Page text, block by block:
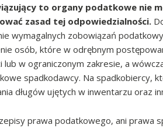
to organy podatkowe nie
zasad tej odpowiedzialności.
wymagalnych zobowiązań
osób, które w odrębnym
lub w ograniczonym zakresie, a
spadkodawcy. Na spadkobiercy,
długów ujętych w inwentarzu oraz
prawa podatkowego, ani prawa